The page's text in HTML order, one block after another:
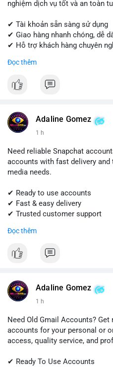
nghiệm dịch vụ tốt và an toàn
✔ Tài khoản sẵn sàng sử dụng
✔ Giao hàng nhanh chóng, dễ
✔ Hỗ trợ khách hàng chuyên
Liên hệ ngay để được tư vấn và
💬 Telegram: @SellsSMM
#sellssmm
Đọc thêm
Adaline Gomez
1 h
Need reliable Snapchat
accounts with fast delivery
media needs.
✔ Ready to use accounts
✔ Fast & easy delivery
✔ Trusted customer support
📱 WhatsApp: +1 (681) 549-2683
Đọc thêm
Adaline Gomez
1 h
Need Old Gmail Accounts? Get
accounts for your personal or
access, quality service, and
✔ Ready To Use Accounts